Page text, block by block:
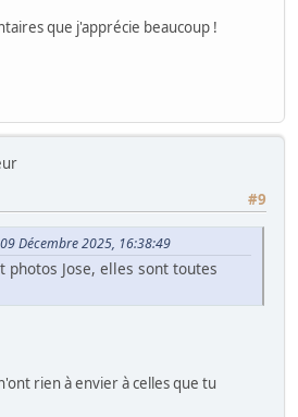
que j'apprécie beaucoup !
#9
Décembre 2025, 16:38:49
photos Jose, elles sont toutes
rien à envier à celles que tu